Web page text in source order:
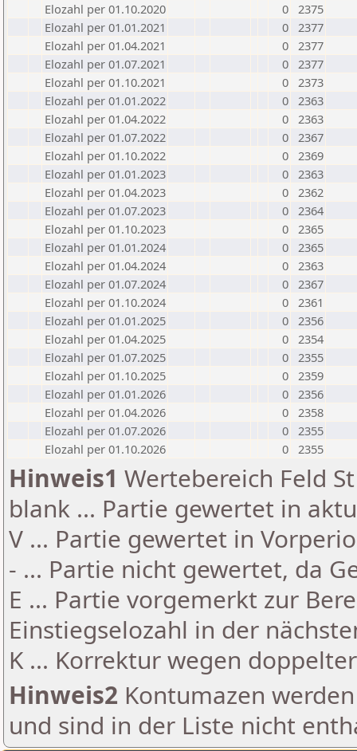
Elozahl per 01.10.2020
0 2375
Elozahl per 01.01.2021
0 2377
Elozahl per 01.04.2021
0 2377
Elozahl per 01.07.2021
0 2377
Elozahl per 01.10.2021
0 2373
Elozahl per 01.01.2022
0 2363
Elozahl per 01.04.2022
0 2363
Elozahl per 01.07.2022
0 2367
Elozahl per 01.10.2022
0 2369
Elozahl per 01.01.2023
0 2363
Elozahl per 01.04.2023
0 2362
Elozahl per 01.07.2023
0 2364
Elozahl per 01.10.2023
0 2365
Elozahl per 01.01.2024
0 2365
Elozahl per 01.04.2024
0 2363
Elozahl per 01.07.2024
0 2367
Elozahl per 01.10.2024
0 2361
Elozahl per 01.01.2025
0 2356
Elozahl per 01.04.2025
0 2354
Elozahl per 01.07.2025
0 2355
Elozahl per 01.10.2025
0 2359
Elozahl per 01.01.2026
0 2356
Elozahl per 01.04.2026
0 2358
Elozahl per 01.07.2026
0 2355
Elozahl per 01.10.2026
0 2355
Hinweis1 Wertebereich Feld
blank ... Partie gewertet in
V ... Partie gewertet in
- ... Partie nicht gewertet, da
E ... Partie vorgemerkt zur
Einstiegselozahl in der
K ... Korrektur wegen
Hinweis2 Kontumazen
und sind in der Liste nicht